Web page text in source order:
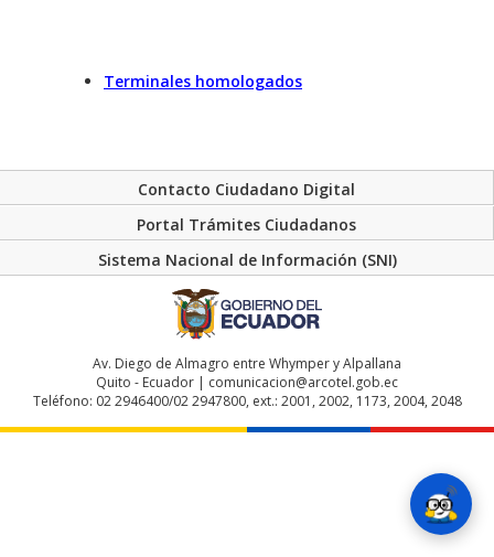
Terminales homologados
Contacto Ciudadano Digital
Portal Trámites Ciudadanos
Sistema Nacional de Información (SNI)
Av. Diego de Almagro entre Whymper y Alpallana
Quito - Ecuador | comunicacion@arcotel.gob.ec
Teléfono: 02 2946400/02 2947800, ext.: 2001, 2002, 1173, 2004, 2048